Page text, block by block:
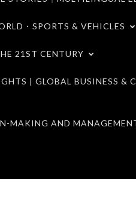
．SPORTS & VEHICLES
21ST CENTURY
| GLOBAL BUSINESS &
MAKING AND